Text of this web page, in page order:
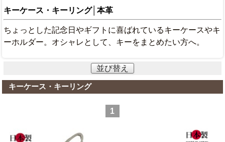
キーケース・キーリング│本革
ちょっとした記念日やギフトに喜ばれているキーケースやキ
ーホルダー。オシャレとして、キーをまとめたい方へ。
並び替え
キーケース・キーリング
1